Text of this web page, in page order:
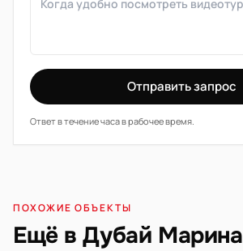
Отправить запрос
Ответ в течение часа в рабочее время.
ПОХОЖИЕ ОБЪЕКТЫ
Ещё в Дубай Марина